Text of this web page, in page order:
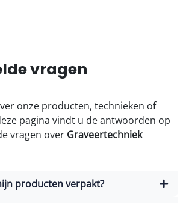
vragen
onze producten, technieken of
pagina vindt u de antwoorden op
vragen over Graveertechniek
producten verpakt?